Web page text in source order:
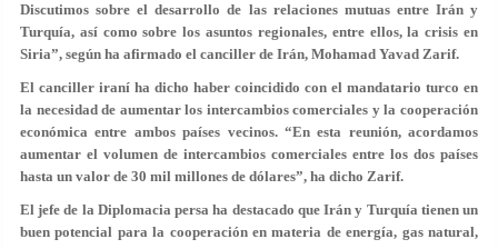
Discutimos sobre el desarrollo de las relaciones mutuas entre Irán y
Turquía, así como sobre los asuntos regionales, entre ellos, la crisis en
Siria”, según ha afirmado el canciller de Irán, Mohamad Yavad Zarif.
El canciller iraní ha dicho haber coincidido con el mandatario turco en
la necesidad de aumentar los intercambios comerciales y la cooperación
económica entre ambos países vecinos. “En esta reunión, acordamos
aumentar el volumen de intercambios comerciales entre los dos países
hasta un valor de 30 mil millones de dólares”, ha dicho Zarif.
El jefe de la Diplomacia persa ha destacado que Irán y Turquía tienen un
buen potencial para la cooperación en materia de energía, gas natural,